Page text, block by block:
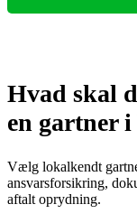
Hvad skal
en gartner i
Vælg lokalkendt
ansvarsforsikring,
aftalt oprydning.